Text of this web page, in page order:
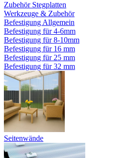
Zubehör Stegplatten
Werkzeuge & Zubehör
Befestigung Allgemein
Befestigung für 4-6mm
Befestigung für 8-10mm
Befestigung für 16 mm
Befestigung für 25 mm
Befestigung für 32 mm
Seitenwände